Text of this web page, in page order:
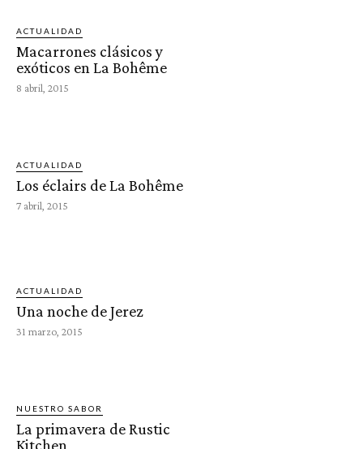
ACTUALIDAD
Macarrones clásicos y
exóticos en La Bohême
8 abril, 2015
ACTUALIDAD
Los éclairs de La Bohême
7 abril, 2015
ACTUALIDAD
Una noche de Jerez
31 marzo, 2015
NUESTRO SABOR
La primavera de Rustic
Kitchen